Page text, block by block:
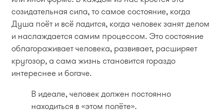
созидательная сила, то самое состояние, когда
Душа поёт и всё ладится, когда человек занят делом
и наслаждается самим процессом. Это состояние
облагораживает человека, развивает, расширяет
кругозор, а сама жизнь становится гораздо
интереснее и богаче.
В идеале, человек должен постоянно
находиться в «этом полёте».